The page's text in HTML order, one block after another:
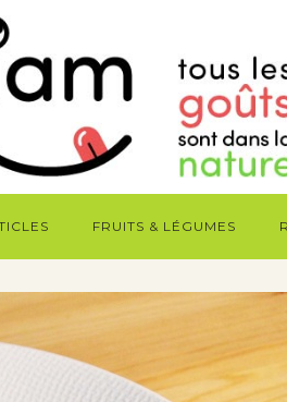
FRUITS & LÉGUMES